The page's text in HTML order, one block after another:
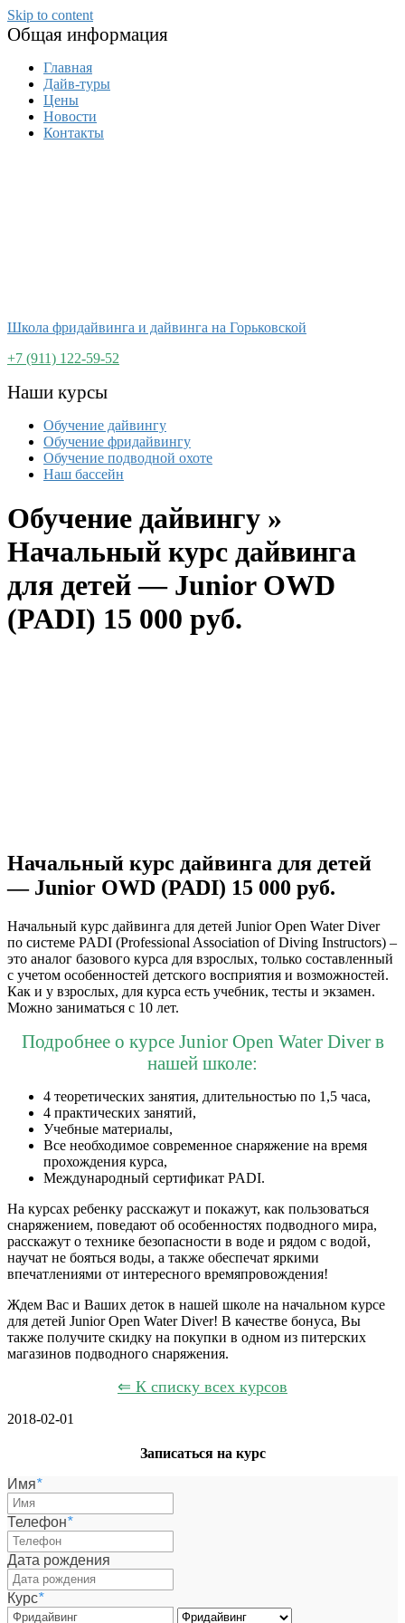
Skip to content
Общая информация
Главная
Дайв-туры
Цены
Новости
Контакты
Школа фридайвинга и дайвинга на Горьковской
+7 (911) 122-59-52
Наши курсы
Обучение дайвингу
Обучение фридайвингу
Обучение подводной охоте
Наш бассейн
Обучение дайвингу »
Начальный курс дайвинга
для детей — Junior OWD
(PADI) 15 000 руб.
Начальный курс дайвинга для детей
— Junior OWD (PADI) 15 000 руб.
Начальный курс дайвинга для детей Junior Open Water Diver
по системе PADI (Professional Association of Diving Instructors) –
это аналог базового курса для взрослых, только составленный
с учетом особенностей детского восприятия и возможностей.
Как и у взрослых, для курса есть учебник, тесты и экзамен.
Можно заниматься с 10 лет.
Подробнее о курсе Junior Open Water Diver в
нашей школе:
4 теоретических занятия, длительностью по 1,5 часа,
4 практических занятий,
Учебные материалы,
Все необходимое современное снаряжение на время
прохождения курса,
Международный сертификат PADI.
На курсах ребенку расскажут и покажут, как пользоваться
снаряжением, поведают об особенностях подводного мира,
расскажут о технике безопасности в воде и рядом с водой,
научат не бояться воды, а также обеспечат яркими
впечатлениями от интересного времяпровождения!
Ждем Вас и Ваших деток в нашей школе на начальном курсе
для детей Junior Open Water Diver! В качестве бонуса, Вы
также получите скидку на покупки в одном из питерских
магазинов подводного снаряжения.
⇐ К списку всех курсов
2018-02-01
Записаться на курс
Имя*
Телефон*
Дата рождения
Курс*